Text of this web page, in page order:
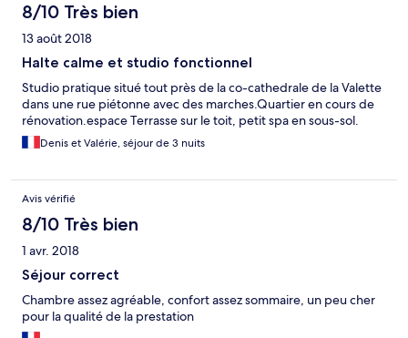
8/10 Très bien
13 août 2018
Halte calme et studio fonctionnel
Studio pratique situé tout près de la co-cathedrale de la Valette
dans une rue piétonne avec des marches.Quartier en cours de
rénovation.espace Terrasse sur le toit, petit spa en sous-sol.
Denis et Valérie, séjour de 3 nuits
Avis vérifié
8/10 Très bien
1 avr. 2018
Séjour correct
Chambre assez agréable, confort assez sommaire, un peu cher
pour la qualité de la prestation